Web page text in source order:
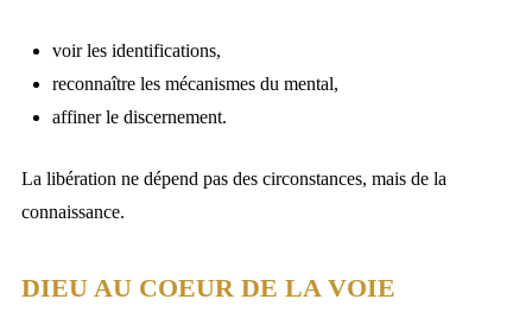
voir les identifications,
reconnaître les mécanismes du mental,
affiner le discernement.
La libération ne dépend pas des circonstances, mais de la
connaissance.
DIEU AU COEUR DE LA VOIE